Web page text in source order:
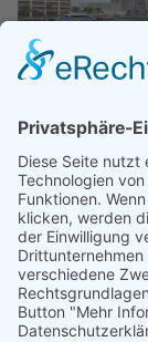
ArabLab
SHP
der ArabLab
weiter lesen
1